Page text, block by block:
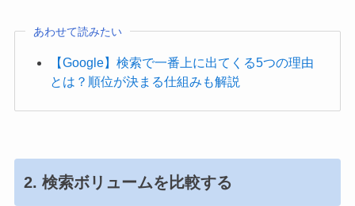
あわせて読みたい
【Google】検索で一番上に出てくる5つの理由
とは？順位が決まる仕組みも解説
2. 検索ボリュームを比較する